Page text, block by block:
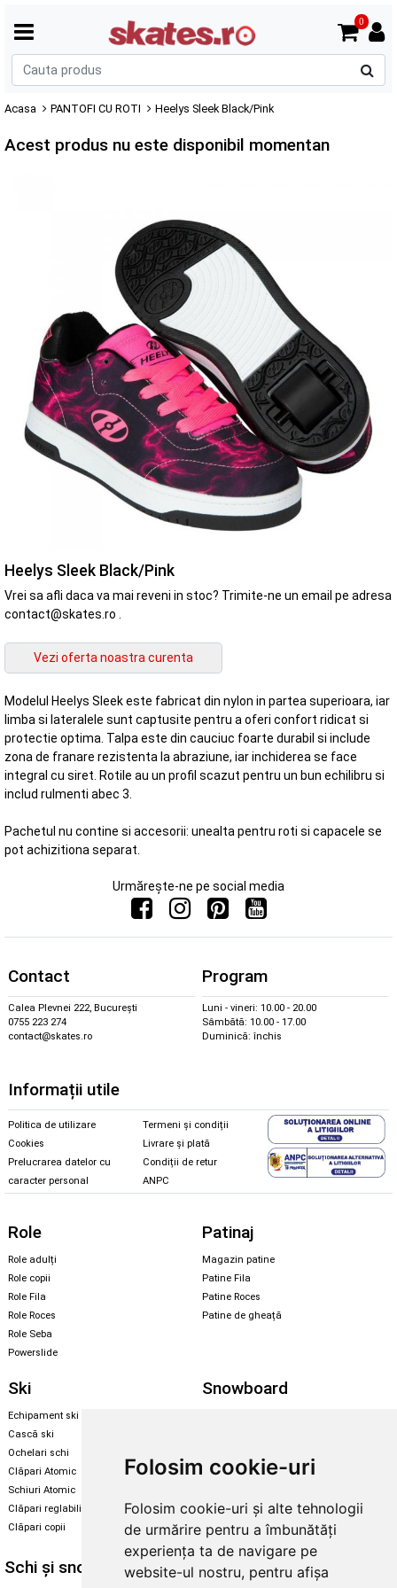
Folosim cookie-uri
Folosim cookie-uri și alte tehnologii
de urmărire pentru a îmbunătăți
experiența ta de navigare pe
website-ul nostru, pentru afișa
0
Acasa PANTOFI CU ROTI Heelys Sleek Black/Pink
Acest produs nu este disponibil momentan
Heelys Sleek Black/Pink
Vrei sa afli daca va mai reveni in stoc? Trimite-ne un email pe adresa
contact@skates.ro .
Modelul Heelys Sleek este fabricat din nylon in partea superioara, iar
limba si lateralele sunt captusite pentru a oferi confort ridicat si
protectie optima. Talpa este din cauciuc foarte durabil si include
zona de franare rezistenta la abraziune, iar inchiderea se face
integral cu siret. Rotile au un profil scazut pentru un bun echilibru si
includ rulmenti abec 3.
Pachetul nu contine si accesorii: unealta pentru roti si capacele se
pot achizitiona separat.
Urmărește-ne pe social media
Contact
Calea Plevnei 222, București
0755 223 274
contact@skates.ro
Program
Luni - vineri: 10.00 - 20.00
Sâmbătă: 10.00 - 17.00
Duminică: închis
Informații utile
Politica de utilizare
Cookies
Prelucrarea datelor cu
caracter personal
Termeni și condiții
Livrare și plată
Condiții de retur
ANPC
Role
Role adulți
Role copii
Role Fila
Role Roces
Role Seba
Powerslide
Patinaj
Magazin patine
Patine Fila
Patine Roces
Patine de gheață
Ski
Echipament ski
Cască ski
Ochelari schi
Clăpari Atomic
Schiuri Atomic
Clăpari reglabili
Clăpari copii
Snowboard
Santa Cruz
Enuff Skateboards
Schi și snowboard Diverse